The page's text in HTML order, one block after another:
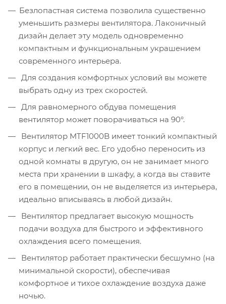
Безлопастная система позволила существенно
уменьшить размеры вентилятора. Лаконичный
дизайн делает эту модель одновременно
компактным и функциональным украшением
современного интерьера.
Для создания комфортных условий вы можете
выбрать одну из трех скоростей.
Для равномерного обдува помещения
вентилятор может поворачиваться на 90°.
Вентилятор MTF1000B имеет тонкий компактный
корпус и легкий вес. Его удобно переносить из
одной комнаты в другую, он не занимает много
места при хранении в шкафу, а когда вы ставите
его в помещении, он не выделяется из интерьера,
идеально вписываясь в любой дизайн.
Вентилятор предлагает высокую мощность
подачи воздуха для быстрого и эффективного
охлаждения всего помещения.
Вентилятор работает практически бесшумно (на
минимальной скорости), обеспечивая
комфортное и тихое охлаждение воздуха даже
ночью.